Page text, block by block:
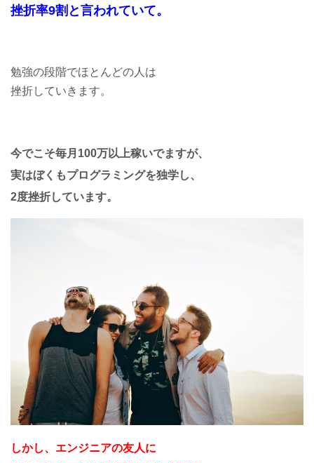
挫折率9割と言われていて。
勉強の段階でほとんどの人は
挫折していきます。
今でこそ毎月100万以上稼いでますが、
実はぼくもプログラミングを独学し、
2度挫折しています。
しかし、エンジニアの友人に